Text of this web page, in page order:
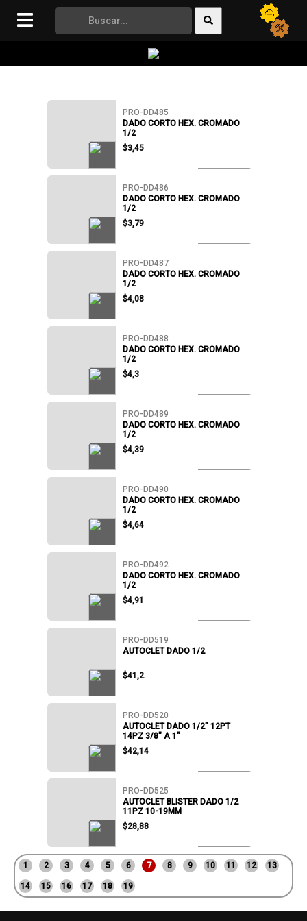
PRO-DD485
DADO CORTO HEX. CROMADO
1/2
$3,45
PRO-DD486
DADO CORTO HEX. CROMADO
1/2
$3,79
PRO-DD487
DADO CORTO HEX. CROMADO
1/2
$4,08
PRO-DD488
DADO CORTO HEX. CROMADO
1/2
$4,3
PRO-DD489
DADO CORTO HEX. CROMADO
1/2
$4,39
PRO-DD490
DADO CORTO HEX. CROMADO
1/2
$4,64
PRO-DD492
DADO CORTO HEX. CROMADO
1/2
$4,91
PRO-DD519
AUTOCLET DADO 1/2
$41,2
PRO-DD520
AUTOCLET DADO 1/2" 12PT
14PZ 3/8" A 1"
$42,14
PRO-DD525
AUTOCLET BLISTER DADO 1/2
11PZ 10-19MM
$28,88
1 2 3 4 5 6 7 8 9 10 11 12 13
14 15 16 17 18 19